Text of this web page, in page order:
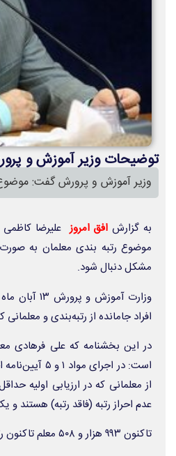
توضیحات وزیر آموزش و
وزیر آموزش و پرورش گفت:
به گزارش افق امروزعلیرضا کاظمی
موضوع رتبه بندی معلمان به
مشکل دنبال شود.
وزارت
افراد جامانده از رتبه‌بندی و
در این بخشنامه که علی فرهادی
است: در
از معلمانی که در ارزیابی اولیه
عدم احراز رتبه (فاقد رتبه) هستند
تاکنون ۹۹۳ هزار و ۵۰۸ معلم تاکنون رتبه‌بندی شده‌اند.